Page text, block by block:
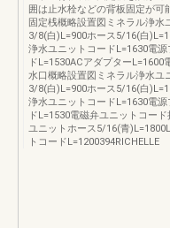
囲は止水栓などの背板固定が可
固定桟概略設置図ミネラル浄水
3/8(白)L=900ホース5/16(白
浄水ユニットコードL=1630電
ドL=1530ACアダプター
水口概略設置図ミネラル浄水ユ
3/8(白)L=900ホース5/16(白
浄水ユニットコードL=1630電
ドL=1530電磁弁ユニットコー
ユニットホース5/16(青
トコードL=1200394RICHELLE